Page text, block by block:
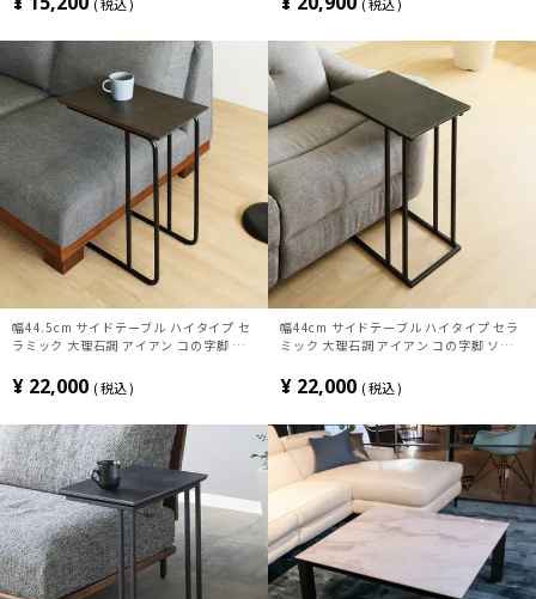
税込
レー 白
税込
幅44.5cm サイドテーブル ハイタイプ セ
ラミック 大理石調 アイアン コの字脚 ソ
ンプル モダン リビング 寝室 黒 ブラック
¥ 22,000 税込
幅44cm サイドテーブル ハイタイプ セラ
ミック 大理石調 アイアン コの字脚 ソフ
プル モダン リビング 寝室 黒 ブラック
¥ 22,000 税込